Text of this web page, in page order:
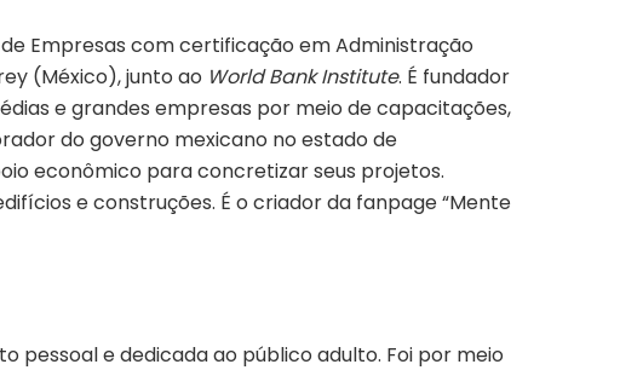
Empresas com certificação em Administração
(México), junto ao World Bank Institute. É fundador
e grandes empresas por meio de capacitações,
do governo mexicano no estado de
econômico para concretizar seus projetos.
e construções. É o criador da fanpage “Mente
pessoal e dedicada ao público adulto. Foi por meio